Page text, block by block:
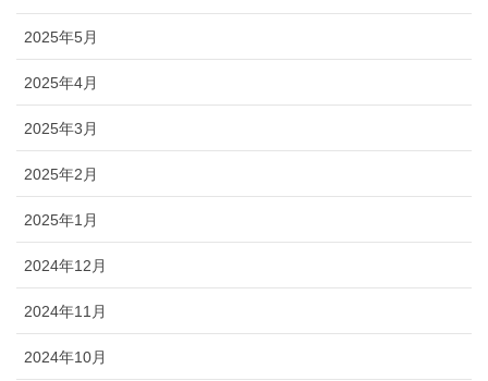
2025年5月
2025年4月
2025年3月
2025年2月
2025年1月
2024年12月
2024年11月
2024年10月